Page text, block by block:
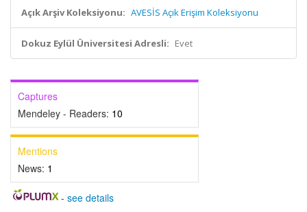
Açık Arşiv Koleksiyonu: AVESİS Açık Erişim Koleksiyonu
Dokuz Eylül Üniversitesi Adresli: Evet
Captures
Mendeley - Readers: 10
Mentions
News: 1
- see details